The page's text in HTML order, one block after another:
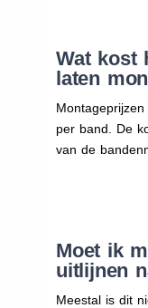
Wat kost
laten
per band. De
van de
Moet ik
uitlijnen
Meestal is dit